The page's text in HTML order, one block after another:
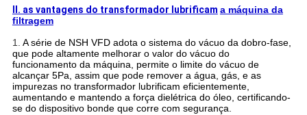
II. as vantagens do transformador lubrificam a máquina da
filtragem
1. A série de NSH VFD adota o sistema do vácuo da dobro-fase,
que pode altamente melhorar o valor do vácuo do
funcionamento da máquina, permite o limite do vácuo de
alcançar 5Pa, assim que pode remover a água, gás, e as
impurezas no transformador lubrificam eficientemente,
aumentando e mantendo a força dielétrica do óleo, certificando-
se do dispositivo bonde que corre com segurança.